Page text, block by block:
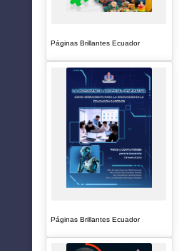
Páginas Brillantes Ecuador
Páginas Brillantes Ecuador